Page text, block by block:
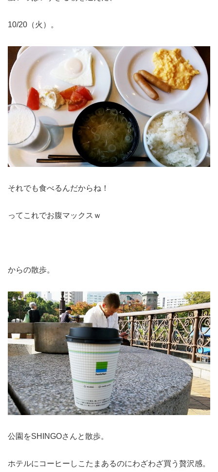
10/20（火）。
それでも食べるんだからね！
ってこれでお腹マックスｗ
からの散歩。
公園をSHINGOさんと散歩。
ホテルにコーヒーしこたまあるのにわざわざ買う贅沢感。